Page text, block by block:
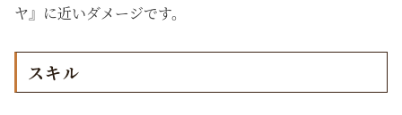
ヤ』に近いダメージです。
スキル